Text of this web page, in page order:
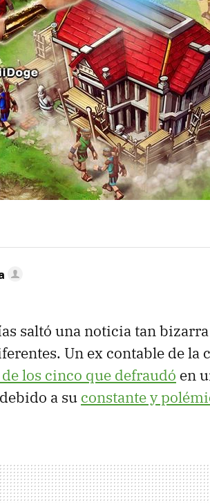
saltó una noticia tan
Un ex contable de la
los cinco que defraudó en
a su constante y